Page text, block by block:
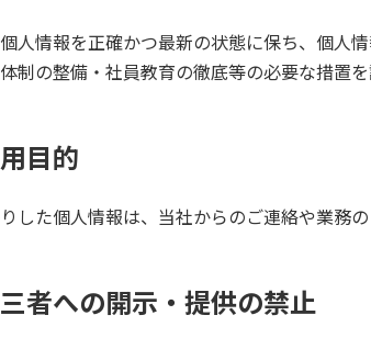
人情報を正確かつ最新の状態に保ち、個人
制の整備・社員教育の徹底等の必要な措置
目的
した個人情報は、当社からのご連絡や業務
者への開示・提供の禁止